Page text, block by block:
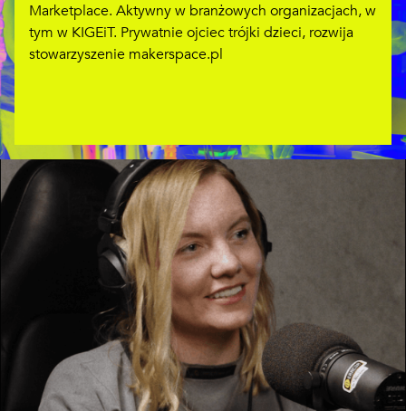
Marketplace. Aktywny w branżowych organizacjach, w
tym w KIGEiT. Prywatnie ojciec trójki dzieci, rozwija
stowarzyszenie makerspace.pl